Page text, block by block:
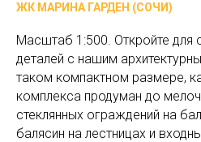
ЖК МАРИНА ГАРДЕН (СОЧИ)
Масштаб 1:500. Откройте для
деталей с нашим
таком компактном размере,
комплекса продуман до
стеклянных ограждений на
балясин на лестницах и